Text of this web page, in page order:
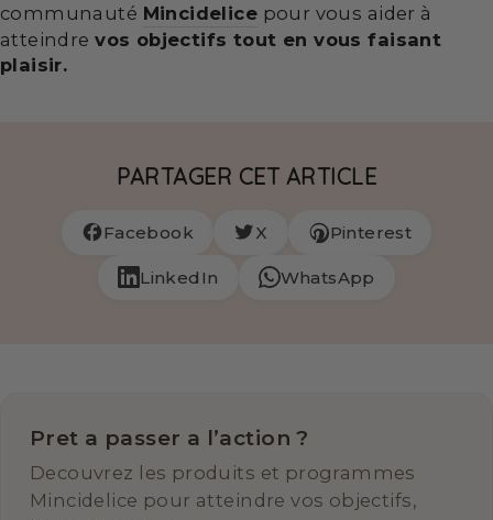
communauté Mincidelice pour vous aider à
atteindrevos objectifs tout en vous faisant
plaisir.
PARTAGER CET ARTICLE
Facebook X Pinterest
LinkedIn WhatsApp
Pret a passer a l’action ?
Decouvrez les produits et programmes
Mincidelice pour atteindre vos objectifs,